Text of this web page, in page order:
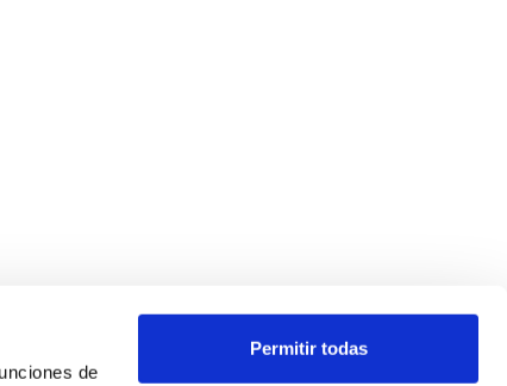
de
Permitir todas